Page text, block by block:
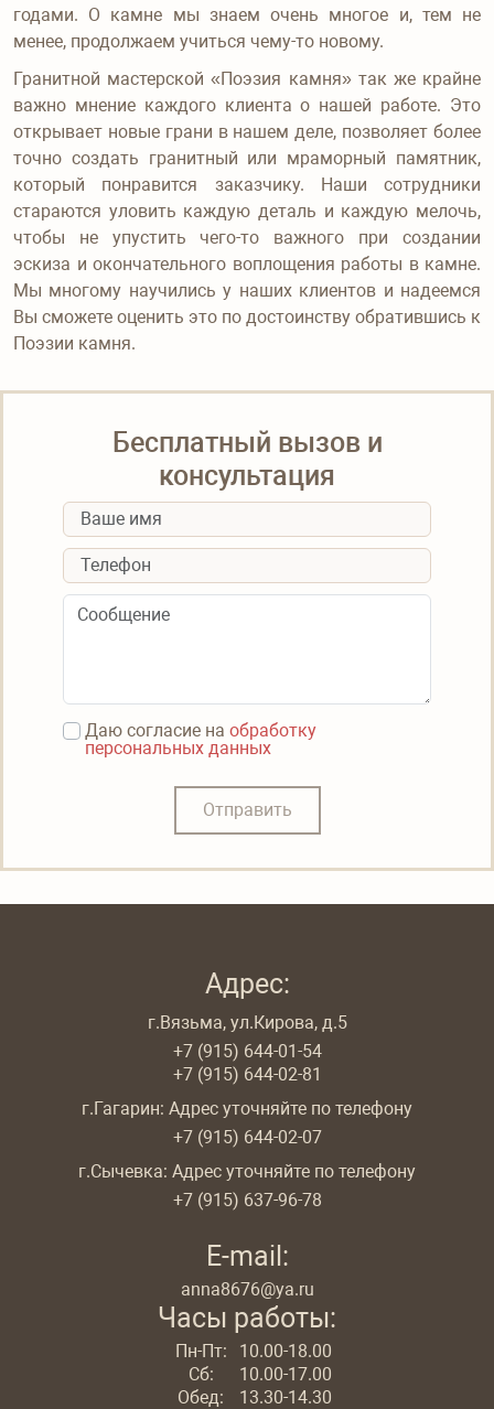
годами. О камне мы знаем очень многое и, тем не
менее, продолжаем учиться чему-то новому.
Гранитной мастерской «Поэзия камня» так же крайне
важно мнение каждого клиента о нашей работе. Это
открывает новые грани в нашем деле, позволяет более
точно создать гранитный или мраморный памятник,
который понравится заказчику. Наши сотрудники
стараются уловить каждую деталь и каждую мелочь,
чтобы не упустить чего-то важного при создании
эскиза и окончательного воплощения работы в камне.
Мы многому научились у наших клиентов и надеемся
Вы сможете оценить это по достоинству обратившись к
Поэзии камня.
Бесплатный вызов и
консультация
Даю согласие на обработку
персональных данных
Отправить
Адрес:
г.Вязьма, ул.Кирова, д.5
+7 (915) 644-01-54
+7 (915) 644-02-81
г.Гагарин: Адрес уточняйте по телефону
+7 (915) 644-02-07
г.Сычевка: Адрес уточняйте по телефону
+7 (915) 637-96-78
E-mail:
anna8676@ya.ru
Часы работы:
Пн-Пт:
10.00-18.00
Сб:
10.00-17.00
Обед:
13.30-14.30